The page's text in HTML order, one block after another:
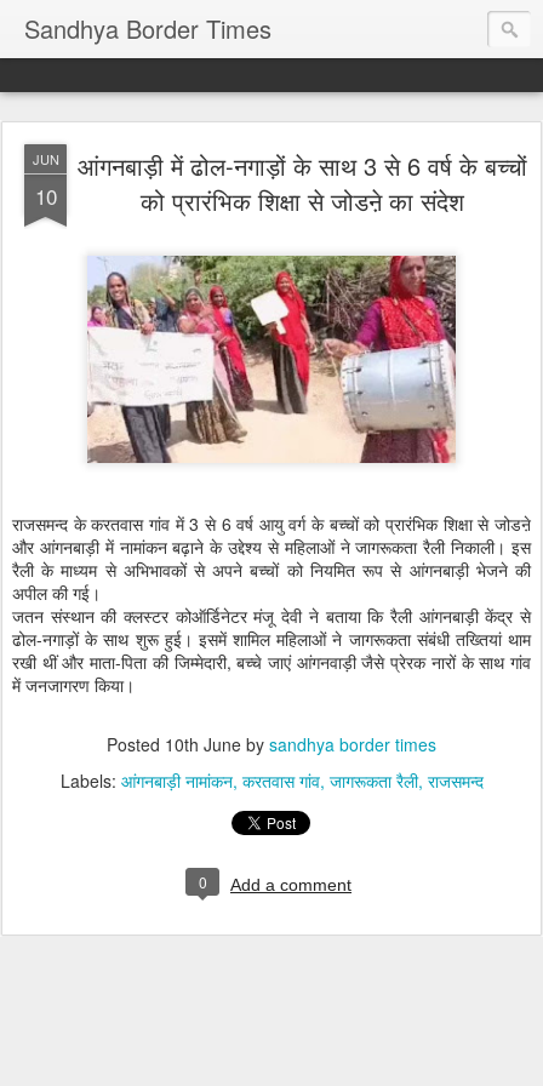
Sandhya Border Times
JUN
10
आंगनबाड़ी में ढोल-नगाड़ों के साथ 3 से 6 वर्ष के बच्चों
को प्रारंभिक शिक्षा से जोडऩे का संदेश
राजसमन्द के करतवास गांव में 3 से 6 वर्ष आयु वर्ग के बच्चों को प्रारंभिक शिक्षा से जोडऩे
और आंगनबाड़ी में नामांकन बढ़ाने के उद्देश्य से महिलाओं ने जागरूकता रैली निकाली। इस
रैली के माध्यम से अभिभावकों से अपने बच्चों को नियमित रूप से आंगनबाड़ी भेजने की
अपील की गई।
जतन संस्थान की क्लस्टर कोऑर्डिनेटर मंजू देवी ने बताया कि रैली आंगनबाड़ी केंद्र से
ढोल-नगाड़ों के साथ शुरू हुई। इसमें शामिल महिलाओं ने जागरूकता संबंधी तख्तियां थाम
रखी थीं और माता-पिता की जिम्मेदारी, बच्चे जाएं आंगनवाड़ी जैसे प्रेरक नारों के साथ गांव
में जनजागरण किया।
Posted 10th June by sandhya border times
Labels: आंगनबाड़ी नामांकन करतवास गांव जागरूकता रैली राजसमन्द
0 Add a comment